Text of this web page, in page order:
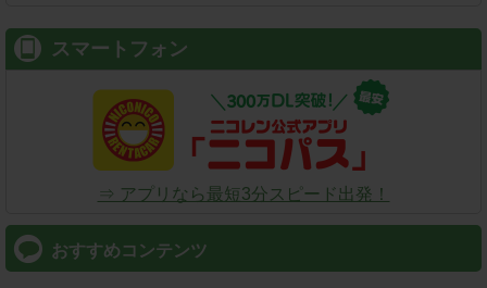
スマートフォン
⇒ アプリなら最短3分スピード出発！
おすすめコンテンツ